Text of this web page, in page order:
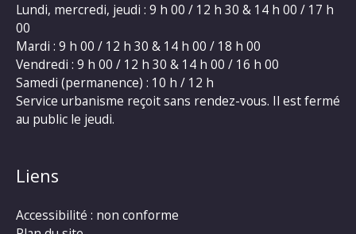
Lundi, mercredi, jeudi : 9 h 00 / 12 h 30 & 14 h 00 / 17 h
00
Mardi : 9 h 00 / 12 h 30 & 14 h 00 / 18 h 00
Vendredi : 9 h 00 / 12 h 30 & 14 h 00 / 16 h 00
Samedi (permanence) : 10 h / 12 h
Service urbanisme reçoit sans rendez-vous. Il est fermé
au public le jeudi.
Liens
Accessibilité : non conforme